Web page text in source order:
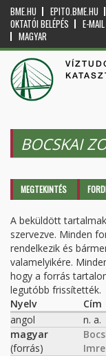
BME.HU EPITO.BME.HU
OKTATÓI BELÉPÉS
E-MAIL
MAGYAR
BOCSKAI
Elsődleges
MEGTEKINTÉS
A beküldött
szervezve. Minden
rendelkezik és
valamelyikére.
hogy a forrás
legutóbb frissítették.
Nyelv
Cím
angol
n. a.
magyar
(forrás)
Imre